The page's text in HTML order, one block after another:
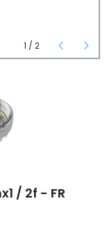
1 / 2
/ 2f - FR